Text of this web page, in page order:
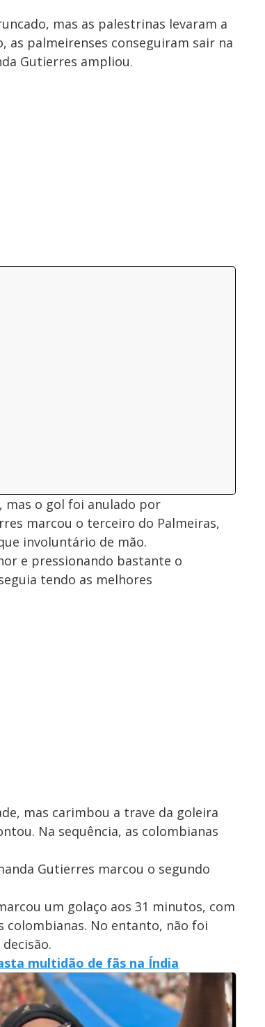
mas as palestrinas levaram a
as palmeirenses conseguiram sair na
Gutierres ampliou.
mas o gol foi anulado por
marcou o terceiro do Palmeiras,
involuntário de mão.
e pressionando bastante o
tendo as melhores
mas carimbou a trave da goleira
Na sequência, as colombianas
Gutierres marcou o segundo
um golaço aos 31 minutos, com
colombianas. No entanto, não foi
multidão de fãs na Índia